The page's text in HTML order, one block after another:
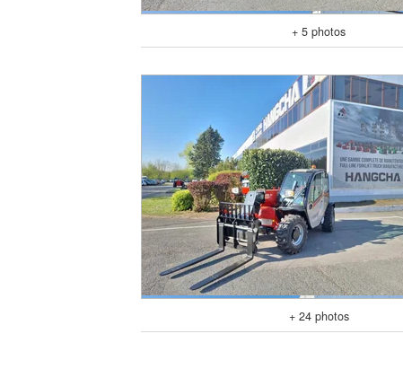
+ 5 photos
+ 24 photos